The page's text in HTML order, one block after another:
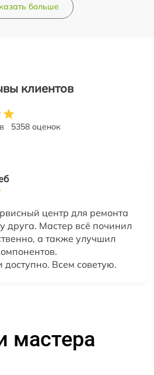
больше
клиентов
5358 оценок
центр для ремонта
друга. Мастер всё починил
а также улучшил
Всем советую.
мастера